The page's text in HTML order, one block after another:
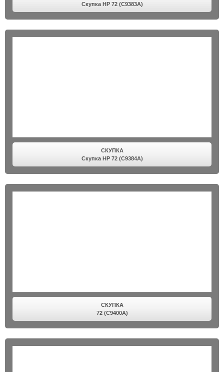
Скупка HP 72 (C9383A)
СКУПКА
Скупка HP 72 (C9384A)
СКУПКА
72 (C9400A)